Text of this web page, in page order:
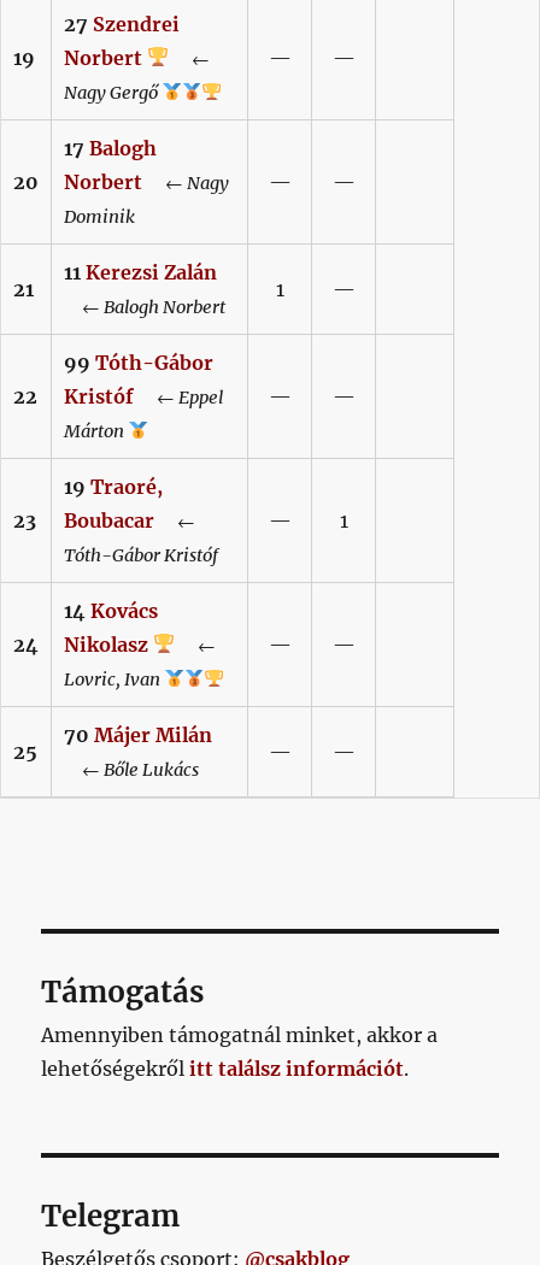
19
27 Szendrei
Norbert
←
NagyGergő
— —
20
17 Balogh
Norbert
← Nagy
Dominik
— —
21
11 Kerezsi Zalán
← Balogh Norbert
1 —
22
99 Tóth-Gábor
Kristóf
← Eppel
Márton
— —
23
19 Traoré,
Boubacar
←
Tóth-GáborKristóf
— 1
24
14 Kovács
Nikolasz
←
Lovric, Ivan
— —
25
70 Májer Milán
← Bőle Lukács
— —
Támogatás
Amennyiben támogatnál minket, akkor a
lehetőségekrőlitt találsz információt.
Telegram
Beszélgetős csoport: @csakblog